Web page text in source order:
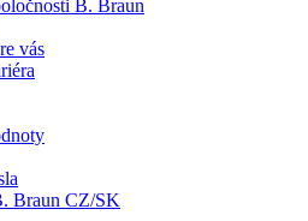
B. Braun
vás
Braun CZ/SK